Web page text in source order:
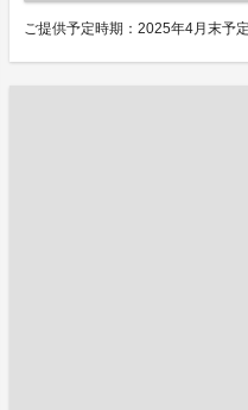
ご提供予定時期：2025年4月末予